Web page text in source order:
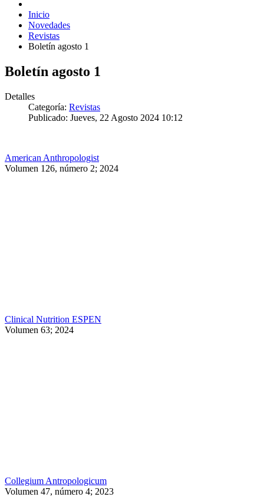
Inicio
Novedades
Revistas
Boletín agosto 1
Boletín agosto 1
Detalles
Categoría: Revistas
Publicado: Jueves, 22 Agosto 2024 10:12
American Anthropologist
Volumen 126, número 2; 2024
Clinical Nutrition ESPEN
Volumen 63; 2024
Collegium Antropologicum
Volumen 47, número 4; 2023